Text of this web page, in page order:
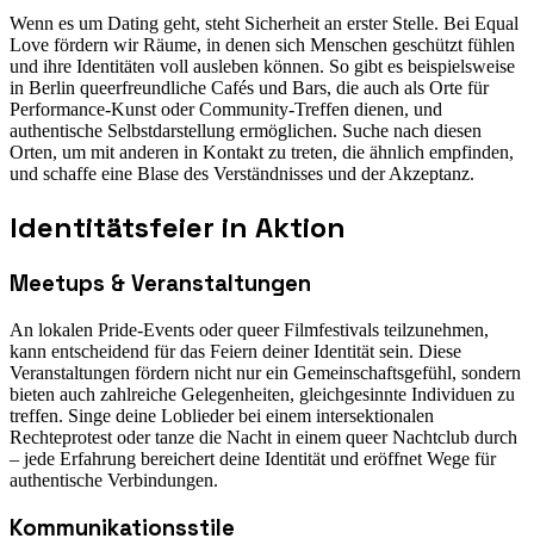
Wenn es um Dating geht, steht Sicherheit an erster Stelle. Bei Equal
Love fördern wir Räume, in denen sich Menschen geschützt fühlen
und ihre Identitäten voll ausleben können. So gibt es beispielsweise
in Berlin queerfreundliche Cafés und Bars, die auch als Orte für
Performance-Kunst oder Community-Treffen dienen, und
authentische Selbstdarstellung ermöglichen. Suche nach diesen
Orten, um mit anderen in Kontakt zu treten, die ähnlich empfinden,
und schaffe eine Blase des Verständnisses und der Akzeptanz.
Identitätsfeier in Aktion
Meetups & Veranstaltungen
An lokalen Pride-Events oder queer Filmfestivals teilzunehmen,
kann entscheidend für das Feiern deiner Identität sein. Diese
Veranstaltungen fördern nicht nur ein Gemeinschaftsgefühl, sondern
bieten auch zahlreiche Gelegenheiten, gleichgesinnte Individuen zu
treffen. Singe deine Loblieder bei einem intersektionalen
Rechteprotest oder tanze die Nacht in einem queer Nachtclub durch
– jede Erfahrung bereichert deine Identität und eröffnet Wege für
authentische Verbindungen.
Kommunikationsstile